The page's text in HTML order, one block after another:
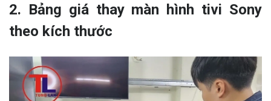
2. Bảng giá thay màn hình tivi Sony
theo kích thước